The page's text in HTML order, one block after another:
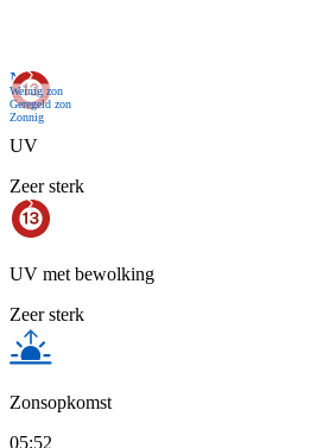
Nu
Weinig zon
Geregeld zon
Zonnig
UV
Zeer sterk
UV met bewolking
Zeer sterk
Zonsopkomst
05:52